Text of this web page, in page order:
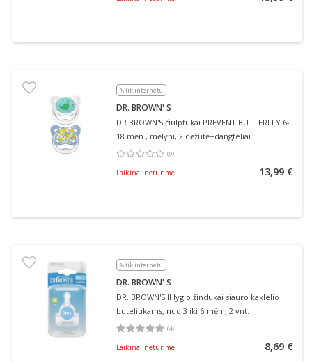
% tik internetu
DR. BROWN' S
DR.BROWN'S čiulptukai PREVENT BUTTERFLY 6-
18 mėn., mėlyni, 2 dėžutė+dangteliai
(0)
Vidutinis įvertinimas 0.00
Laikinai neturime 13,99 €
% tik internetu
DR. BROWN' S
DR. BROWN'S II lygio žindukai siauro kaklelio
buteliukams, nuo 3 iki 6 mėn., 2 vnt.
(4)
Vidutinis įvertinimas 5.00
Laikinai neturime 8,69 €